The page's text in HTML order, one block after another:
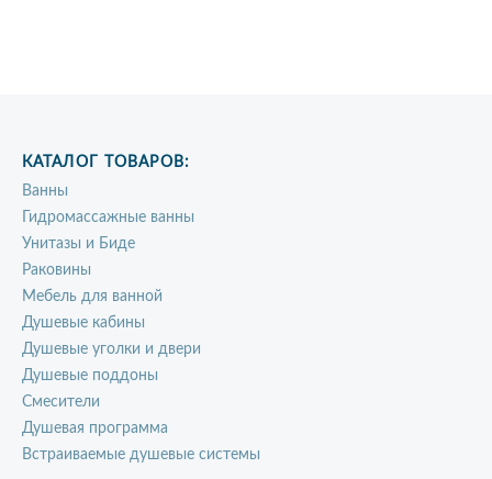
КАТАЛОГ ТОВАРОВ:
Ванны
Гидромассажные ванны
Унитазы и Биде
Раковины
Мебель для ванной
Душевые кабины
Душевые уголки и двери
Душевые поддоны
Смесители
Душевая программа
Встраиваемые душевые системы